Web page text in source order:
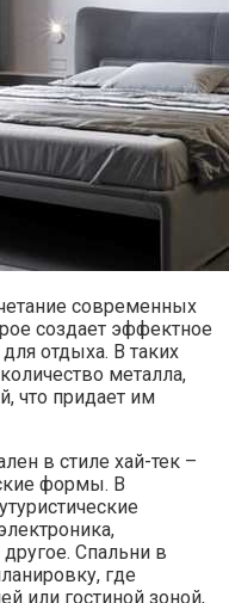
современных
создает эффектное
отдыха. В таких
металла,
что придает им
в стиле хай-тек –
формы. В
Спальни в
где
или гостиной зоной,